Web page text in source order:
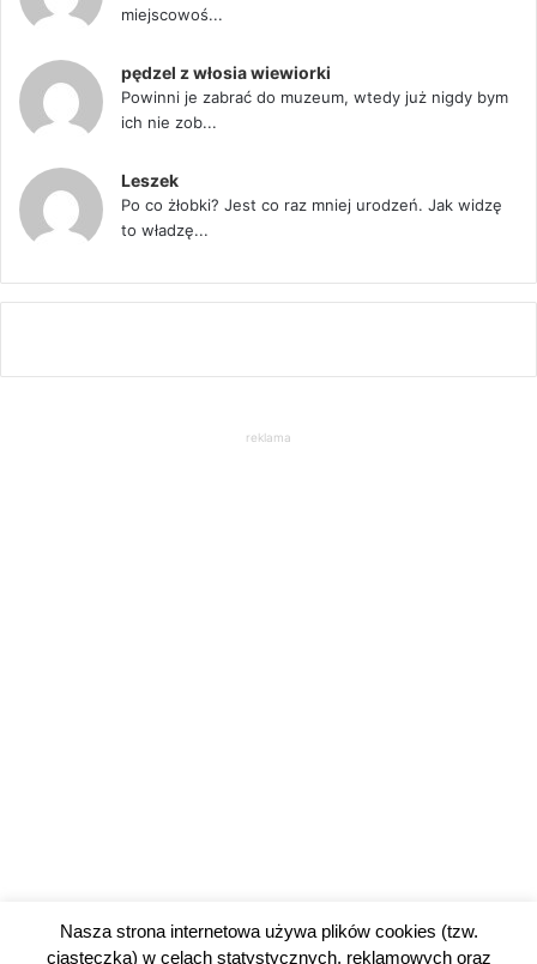
miejscowoś...
pędzel z włosia wiewiorki
Powinni je zabrać do muzeum, wtedy już nigdy bym
ich nie zob...
Leszek
Po co żłobki? Jest co raz mniej urodzeń. Jak widzę
to władzę...
reklama
Nasza strona internetowa używa plików cookies (tzw.
ciasteczka) w celach statystycznych, reklamowych oraz